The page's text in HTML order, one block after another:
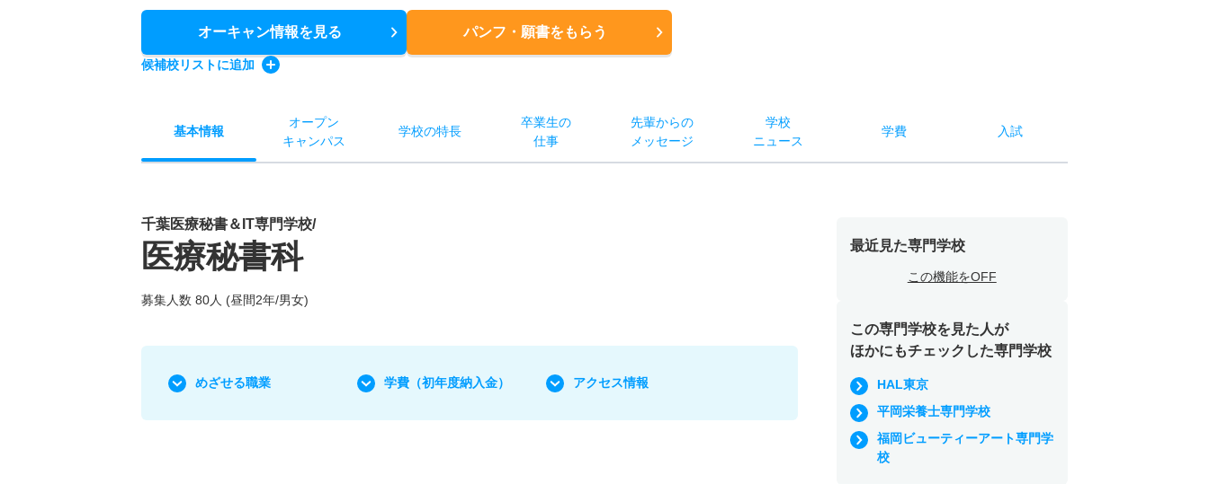
オーキャン情報を見る パンフ・願書をもらう
候補校リストに追加
基本情報
オープン
キャンパス
学校の特長
卒業生の
仕事
先輩からの
メッセージ
学校
ニュース
学費 入試
千葉医療秘書＆IT専門学校/
医療秘書科
募集人数 80人 (昼間2年/男女)
めざせる職業 学費 （初年度納入金） アクセス情報
最近見た専門学校
この機能をOFF
この専門学校を見た人が
ほかにもチェックした専門学校
HAL東京
平岡栄養士専門学校
福岡ビューティーアート専門学
校